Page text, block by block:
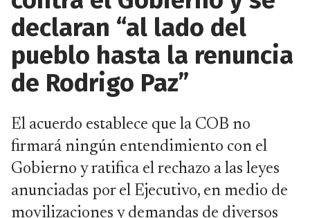
declaran “al lado del
pueblo hasta la renuncia
de Rodrigo Paz”
El acuerdo establece que la COB no
firmará ningún entendimiento con el
Gobierno y ratifica el rechazo a las leyes
anunciadas por el Ejecutivo, en medio de
movilizaciones y demandas de diversos